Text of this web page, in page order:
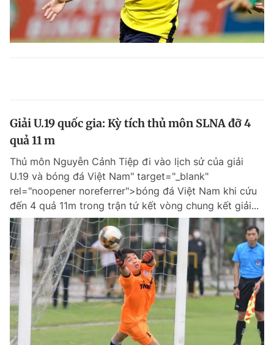
Giải U.19 quốc gia: Kỳ tích thủ môn SLNA đỡ 4
quả 11 m
Thủ môn Nguyễn Cảnh Tiệp đi vào lịch sử của giải
U.19 và bóng đá Việt Nam" target="_blank"
rel="noopener noreferrer">bóng đá Việt Nam khi cứu
đến 4 quả 11m trong trận tứ kết vòng chung kết giải...